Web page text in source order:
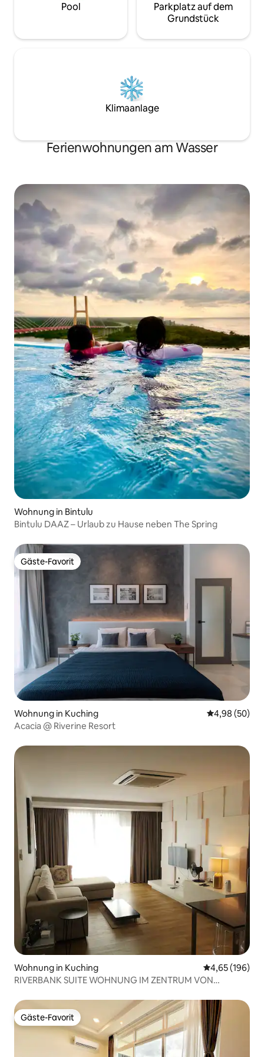
Pool
Parkplatz auf dem
Grundstück
Klimaanlage
Ferienwohnungen am Wasser
Wohnung in Bintulu
Bintulu DAAZ – Urlaub zu Hause neben The Spring
Gäste-Favorit
Gäste-Favorit
Wohnung in Kuching
4,98 (50)
Acacia @ Riverine Resort
Wohnung in Kuching
4,65 (196)
RIVERBANK SUITE WOHNUNG IM ZENTRUM VON
Gäste-Favorit
Gäste-Favorit